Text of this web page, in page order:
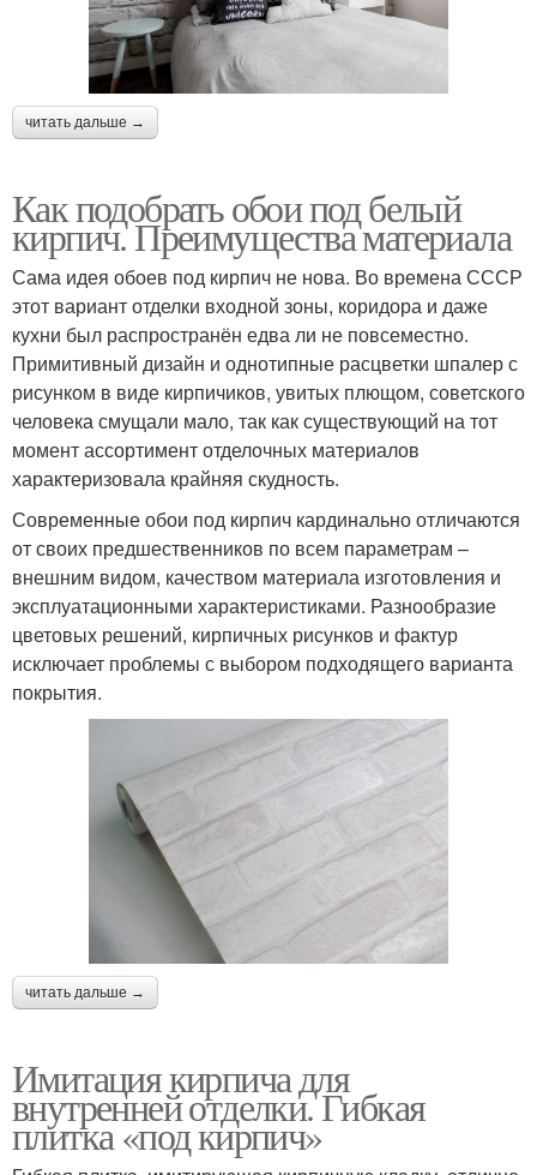
читать дальше →
Как подобрать обои под белый
кирпич. Преимущества материала
Сама идея обоев под кирпич не нова. Во времена СССР
этот вариант отделки входной зоны, коридора и даже
кухни был распространён едва ли не повсеместно.
Примитивный дизайн и однотипные расцветки шпалер с
рисунком в виде кирпичиков, увитых плющом, советского
человека смущали мало, так как существующий на тот
момент ассортимент отделочных материалов
характеризовала крайняя скудность.
Современные обои под кирпич кардинально отличаются
от своих предшественников по всем параметрам –
внешним видом, качеством материала изготовления и
эксплуатационными характеристиками. Разнообразие
цветовых решений, кирпичных рисунков и фактур
исключает проблемы с выбором подходящего варианта
покрытия.
читать дальше →
Имитация кирпича для
внутренней отделки. Гибкая
плитка «под кирпич»